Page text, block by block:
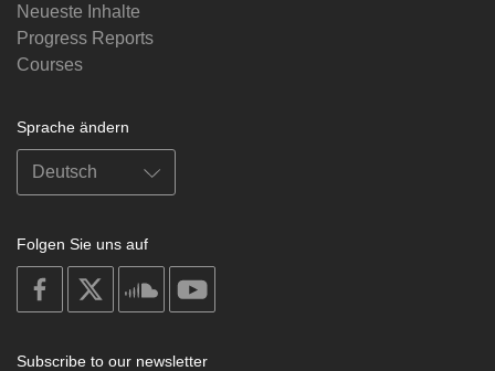
Neueste Inhalte
Progress Reports
Courses
Sprache ändern
Folgen Sie uns auf
on
facebook
soundcloud
Subscribe to our newsletter